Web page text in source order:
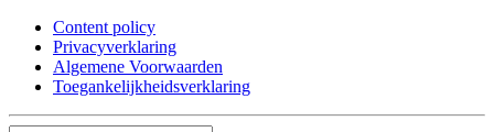
Content policy
Privacyverklaring
Algemene Voorwaarden
Toegankelijkheidsverklaring